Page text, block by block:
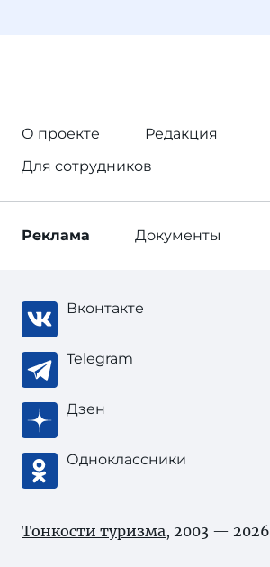
О проекте
Редакция
Для сотрудников
Реклама Документы
Вконтакте
Telegram
Дзен
Одноклассники
Тонкости туризма, 2003 — 2026